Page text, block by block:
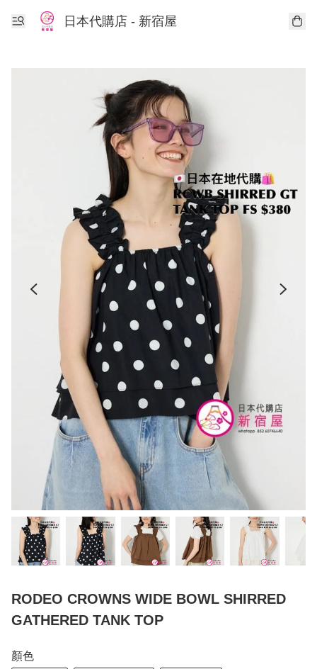
日本代購店 - 新宿屋
RODEO CROWNS WIDE BOWL SHIRRED
GATHERED TANK TOP
顏色